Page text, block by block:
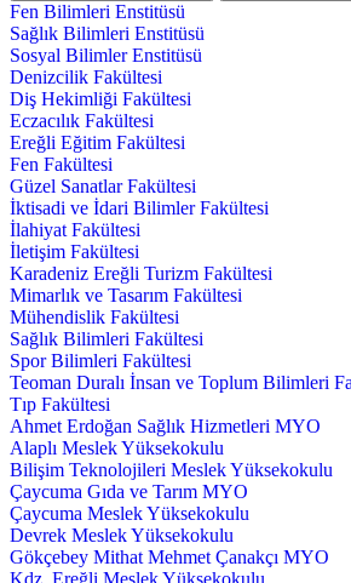
Fen Bilimleri Enstitüsü
Sağlık Bilimleri Enstitüsü
Sosyal Bilimler Enstitüsü
Denizcilik Fakültesi
Diş Hekimliği Fakültesi
Eczacılık Fakültesi
Ereğli Eğitim Fakültesi
Fen Fakültesi
Güzel Sanatlar Fakültesi
İktisadi ve İdari Bilimler Fakültesi
İlahiyat Fakültesi
İletişim Fakültesi
Karadeniz Ereğli Turizm Fakültesi
Mimarlık ve Tasarım Fakültesi
Mühendislik Fakültesi
Sağlık Bilimleri Fakültesi
Spor Bilimleri Fakültesi
Teoman Duralı İnsan ve Toplum Bilimleri
Tıp Fakültesi
Ahmet Erdoğan Sağlık Hizmetleri MYO
Alaplı Meslek Yüksekokulu
Bilişim Teknolojileri Meslek Yüksekokulu
Çaycuma Gıda ve Tarım MYO
Çaycuma Meslek Yüksekokulu
Devrek Meslek Yüksekokulu
Gökçebey Mithat Mehmet Çanakçı MYO